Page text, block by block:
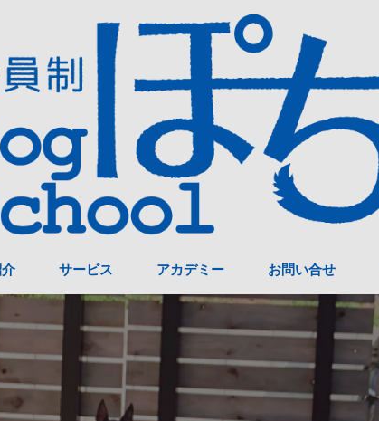
サービス アカデミー お問い合せ